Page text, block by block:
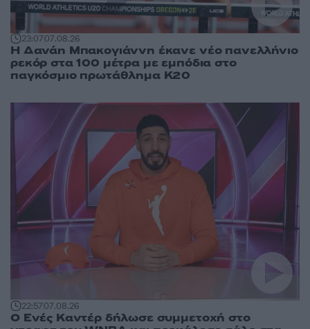
23:0707.08.26
Η Δανάη Μπακογιάννη έκανε νέο πανελλήνιο
ρεκόρ στα 100 μέτρα με εμπόδια στο
παγκόσμιο πρωτάθλημα Κ20
22:5707.08.26
Ο Ενές Καντέρ δήλωσε συμμετοχή στο